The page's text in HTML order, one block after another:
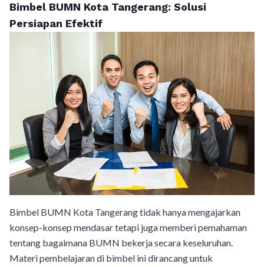
Bimbel BUMN Kota Tangerang: Solusi
Persiapan Efektif
Bimbel BUMN Kota Tangerang tidak hanya mengajarkan
konsep-konsep mendasar tetapi juga memberi pemahaman
tentang bagaimana BUMN bekerja secara keseluruhan.
Materi pembelajaran di bimbel ini dirancang untuk